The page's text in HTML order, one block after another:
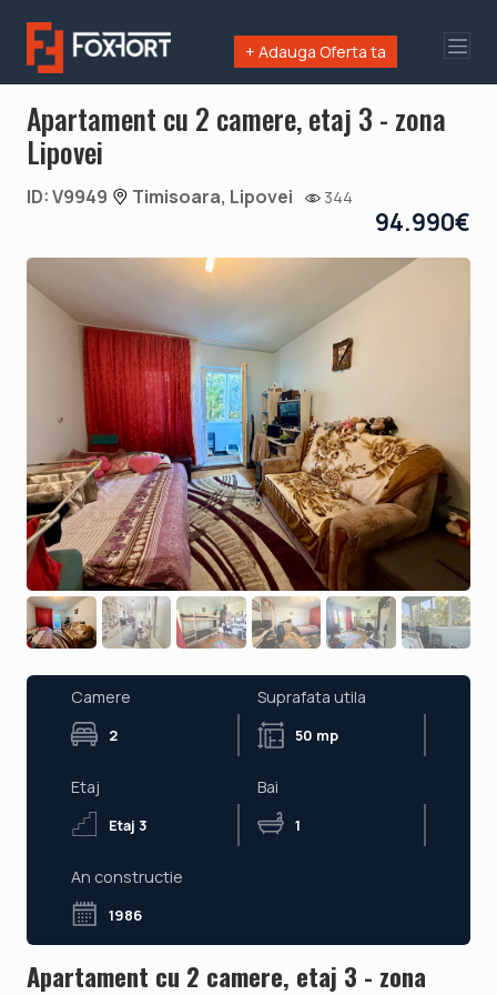
+ Adauga Oferta ta
Apartament cu 2 camere, etaj 3 - zona
Lipovei
ID: V9949 Timisoara, Lipovei 344
94.990€
Camere
2
Suprafata utila
50 mp
Etaj
Etaj 3
Bai
1
An constructie
1986
Apartament cu 2 camere, etaj 3 - zona